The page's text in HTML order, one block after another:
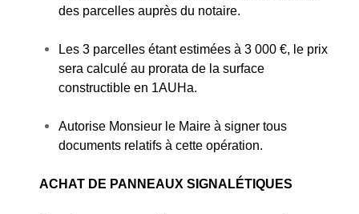
des parcelles auprès du notaire.
Les 3 parcelles étant estimées à 3 000 €, le prix
sera calculé au prorata de la surface
constructible en 1AUHa.
Autorise Monsieur le Maire à signer tous
documents relatifs à cette opération.
ACHAT DE PANNEAUX SIGNALÉTIQUES